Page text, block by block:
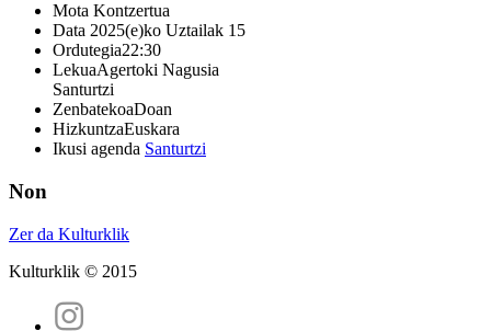
Mota Kontzertua
Data 2025(e)ko Uztailak 15
Ordutegia22:30
LekuaAgertoki Nagusia
Santurtzi
ZenbatekoaDoan
HizkuntzaEuskara
Ikusi agenda Santurtzi
Non
Zer da Kulturklik
Kulturklik © 2015